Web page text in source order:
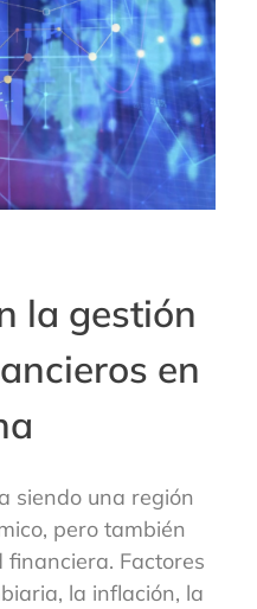
la gestión
en
siendo una región
pero también
Factores
la inflación, la